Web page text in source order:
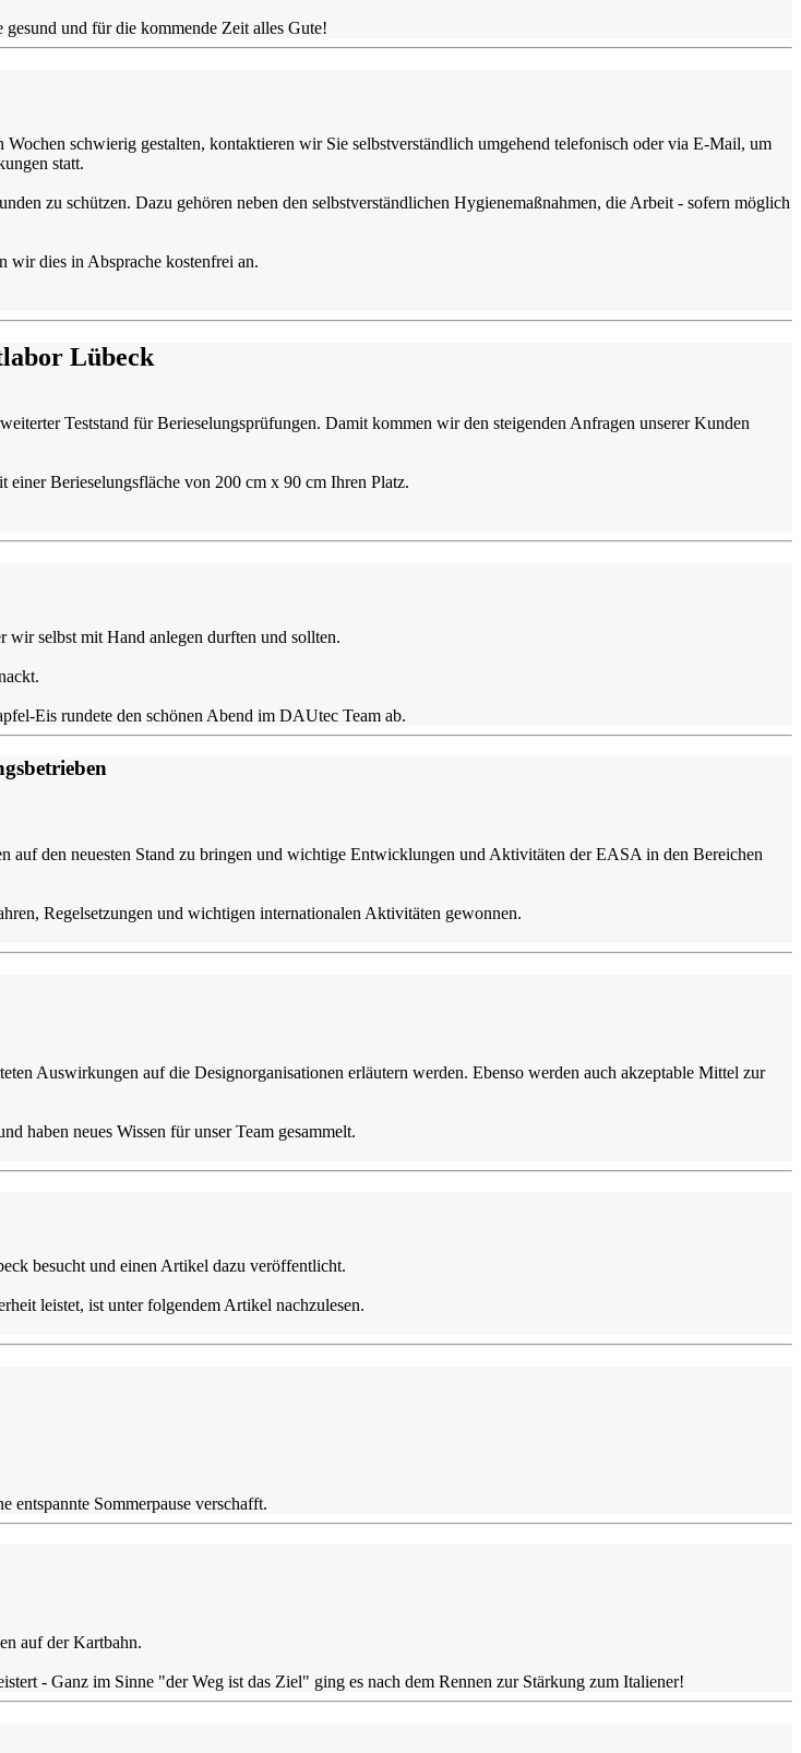
gesund und für die kommende Zeit alles Gute!
schwierig gestalten, kontaktieren wir Sie selbstverständlich umgehend telefonisch oder via E-Mail, um
statt.
zu schützen. Dazu gehören neben den selbstverständlichen Hygienemaßnahmen, die Arbeit - sofern möglich
wir dies in Absprache kostenfrei an.
Lübeck
Teststand für Berieselungsprüfungen. Damit kommen wir den steigenden Anfragen unserer Kunden
Berieselungsfläche von 200 cm x 90 cm Ihren Platz.
wir selbst mit Hand anlegen durften und sollten.
Eis rundete den schönen Abend im DAUtec Team ab.
auf den neuesten Stand zu bringen und wichtige Entwicklungen und Aktivitäten der EASA in den Bereichen
Regelsetzungen und wichtigen internationalen Aktivitäten gewonnen.
Auswirkungen auf die Designorganisationen erläutern werden. Ebenso werden auch akzeptable Mittel zur
haben neues Wissen für unser Team gesammelt.
besucht und einen Artikel dazu veröffentlicht.
leistet, ist unter folgendem Artikel nachzulesen.
entspannte Sommerpause verschafft.
auf der Kartbahn.
- Ganz im Sinne "der Weg ist das Ziel" ging es nach dem Rennen zur Stärkung zum Italiener!